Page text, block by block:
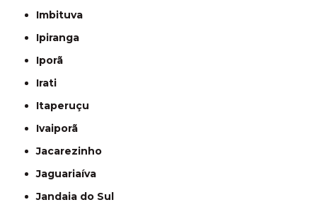
Imbituva
Ipiranga
Iporã
Irati
Itaperuçu
Ivaiporã
Jacarezinho
Jaguariaíva
Jandaia do Sul